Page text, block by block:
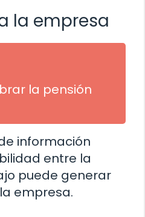
la empresa
la pensión
información
entre la
puede generar
empresa.